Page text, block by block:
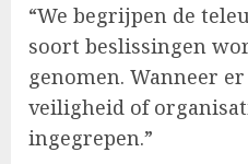
“We begrijpen de
soort beslissingen
genomen. Wanneer
veiligheid of
ingegrepen.”